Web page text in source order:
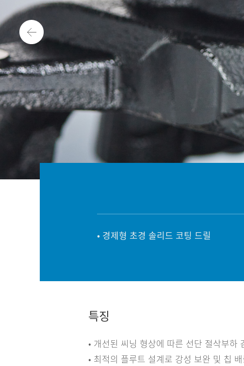
• 경제형 초경 솔리드 코팅 드릴
특징
• 개선된 씨닝 형상에 따른 선단 절삭부하
• 최적의 플루트 설계로 강성 보완 및 칩